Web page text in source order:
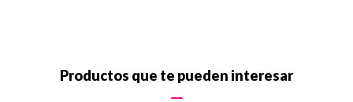
Productos que te pueden interesar